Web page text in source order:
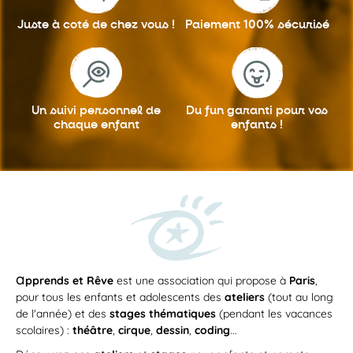
7-11 ans: Mercredi multi activités/
après-midi/ ASSOMPTION : Du chant
aux sciences en passant par le Hip
Hop, le codage et robotique, la
Sculpture/Peinture et la Comédie
musicale en 2026-2027
Avec cette formule, nous proposons à vos
enfants de participer à 4...
Juste à coté de chez vous ! Paiement 100% sécurisé
Un suivi personnel de
chaque enfant
Du fun garanti pour vos
enfants !
apprends et Rêve est une association qui propose à Paris,
pour tous les enfants et adolescents des ateliers (tout au long
de l'année) et des stages thématiques (pendant les vacances
scolaires) : théâtre, cirque, dessin, coding...